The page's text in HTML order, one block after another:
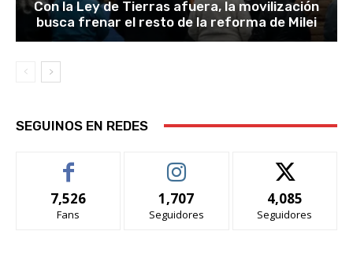
Con la Ley de Tierras afuera, la movilización
busca frenar el resto de la reforma de Milei
SEGUINOS EN REDES
7,526
Fans
1,707
Seguidores
4,085
Seguidores